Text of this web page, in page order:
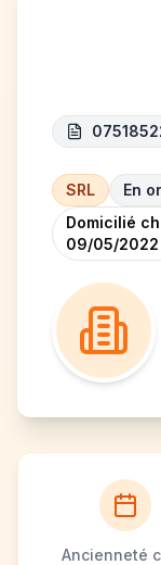
SRL
En
Domicilié
09/05/2022
Ancienneté